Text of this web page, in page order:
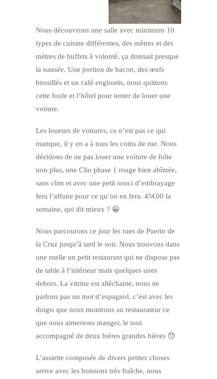
Nous découvrons une salle avec minimum 10
types de cuisine différentes, des mètres et des
mètres de buffets à volonté, ça donnait presque
la nausée. Une portion de bacon, des œufs
brouillés et un café engloutis, nous quittons
cette foule et l’hôtel pour tenter de louer une
voiture.
Les loueurs de voitures, ce n’est pas ce qui
manque, il y en a à tous les coins de rue. Nous
décidons de ne pas louer une voiture de folie
non plus, une Clio phase 1 rouge bien abîmée,
sans clim et avec une petit souci d’embrayage
fera l’affaire pour ce qu’on en fera. 45€00 la
semaine, qui dit mieux ? 😀
Nous parcourons ce jour les rues de Puerto de
la Cruz jusqu’à tard le soir. Nous trouvons dans
une ruelle un petit restaurant qui ne dispose pas
de table à l’intérieur mais quelques unes
dehors. La vitrine est alléchante, nous ne
parlons pas un mot d’espagnol, c’est avec les
doigts que nous montrons au restaurateur ce
que nous aimerions manger, le tout
accompagné de deux bières grandes bières 😯
L’assiette composée de divers petites choses
arrive avec les boissons très fraîche, nous